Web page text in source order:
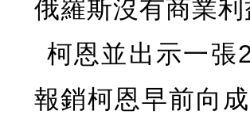
俄羅斯沒有商業
柯恩並出示一張
報銷柯恩早前向